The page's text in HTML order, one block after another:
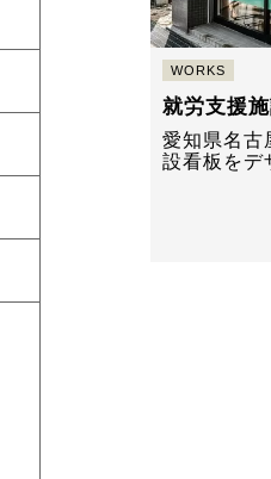
WORKS
就労支援
愛知県名古
設看板をデ